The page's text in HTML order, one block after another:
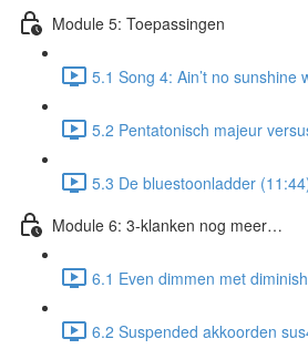
Module 5: Toepassingen
5.1 Song 4: Ain’t no
5.2 Pentatonisch majeur
5.3 De bluestoonladder
Module 6: 3-klanken nog meer…
6.1 Even dimmen met
6.2 Suspended akkoorden